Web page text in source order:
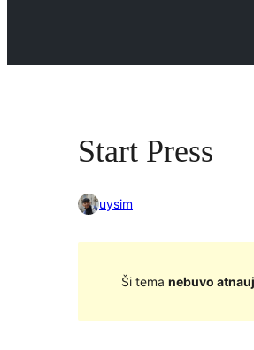
Start Press
uysim
Ši tema nebuvo